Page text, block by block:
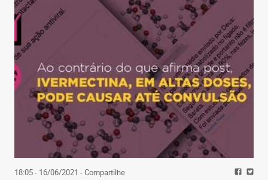
18:05 - 16/06/2021 - Compartilhe